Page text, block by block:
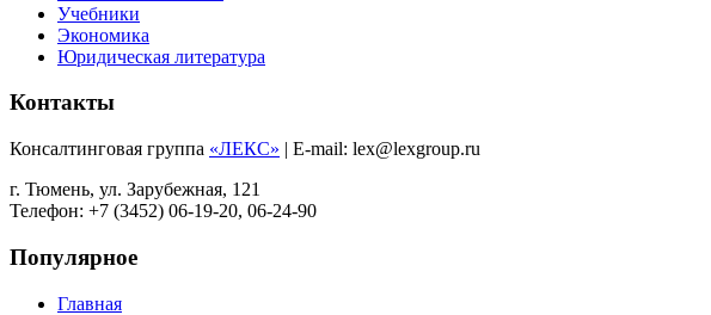
Учебники
Экономика
Юридическая литература
Контакты
Консалтинговая группа «ЛЕКС» | E-mail: lex@lexgroup.ru
г. Тюмень, ул. Зарубежная, 121
Телефон: +7 (3452) 06-19-20, 06-24-90
Популярное
Главная